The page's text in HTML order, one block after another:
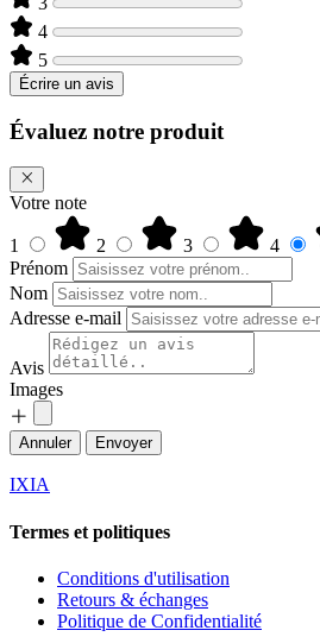
4
5
Écrire un avis
Évaluez notre produit
Votre note
1 2 3 4
Prénom
Nom
Adresse e-mail
Avis
Images
Annuler Envoyer
IXIA
Termes et politiques
Conditions d'utilisation
Retours & échanges
Politique de Confidentialité